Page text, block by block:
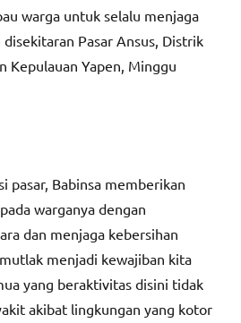
warga untuk selalu menjaga
Pasar Ansus, Distrik
Kepulauan Yapen, Minggu
pasar, Babinsa memberikan
warganya dengan
dan menjaga kebersihan
menjadi kewajiban kita
yang beraktivitas disini tidak
akibat lingkungan yang kotor